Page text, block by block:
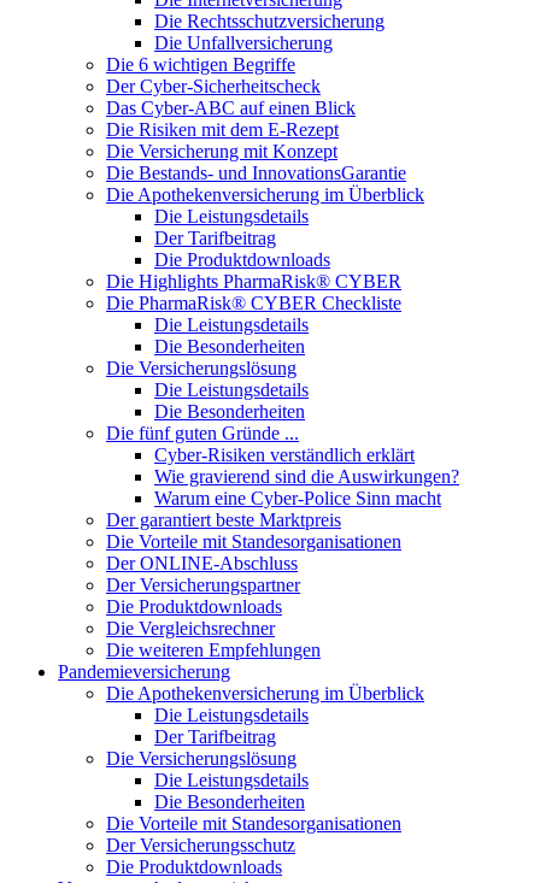
Die Rechtsschutzversicherung
Die Unfallversicherung
Die 6 wichtigen Begriffe
Der Cyber-Sicher­heits­check
Das Cyber-ABC auf einen Blick
Die Risiken mit dem E-Rezept
Die Versicherung mit Konzept
Die Bestands- und InnovationsGarantie
Die Apothekenversicherung im Überblick
Die Leistungsdetails
Der Tarifbeitrag
Die Produktdownloads
Die Highlights PharmaRisk® CYBER
Die PharmaRisk® CYBER Checkliste
Die Leistungsdetails
Die Besonderheiten
Die Versicherungslösung
Die Leistungsdetails
Die Besonderheiten
Die fünf guten Gründe ...
Cyber-Risiken verständlich erklärt
Wie gravierend sind die Auswirkungen?
Warum eine Cyber-Police Sinn macht
Der garantiert beste Marktpreis
Die Vorteile mit Standesorganisationen
Der ONLINE-Abschluss
Der Versicherungspartner
Die Produktdownloads
Die Vergleichsrechner
Die weiteren Empfehlungen
Pandemieversicherung
Die Apothekenversicherung im Überblick
Die Leistungsdetails
Der Tarifbeitrag
Die Versicherungslösung
Die Leistungsdetails
Die Besonderheiten
Die Vorteile mit Standesorganisationen
Der Versicherungsschutz
Die Produktdownloads